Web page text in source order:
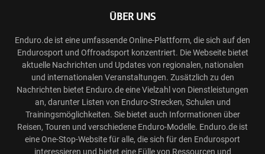
ÜBER UNS
Enduro.de ist eine umfassende Online-Plattform, die sich auf den
Endurosport und Offroadsport konzentriert. Die Webseite bietet
aktuelle Nachrichten und Updates von regionalen, nationalen
und internationalen Veranstaltungen. Zusätzlich zu den
Nachrichten bietet Enduro.de eine Vielzahl von Dienstleistungen
an, darunter Listen von Enduro-Strecken, Schulen und
Trainingsmöglichkeiten. Sie bietet auch Informationen über
Reisen, Touren und verschiedene Enduro-Modelle. Enduro.de ist
eine One-Stop-Website für alle, die sich für den Endurosport
interessieren und bietet eine Fülle von Ressourcen und